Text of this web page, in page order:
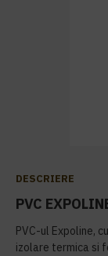
DESCRIERE
PVC
PVC-ul Expoline,
izolare termica si